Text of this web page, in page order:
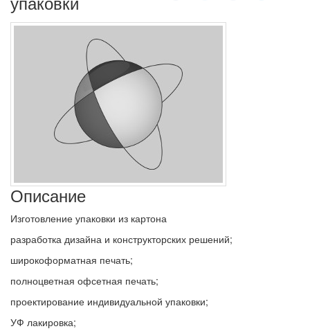
Описание
Изготовление упаковки из картона
разработка дизайна и конструкторских решений;
широкоформатная печать;
полноцветная офсетная печать;
проектирование индивидуальной упаковки;
УФ лакировка;